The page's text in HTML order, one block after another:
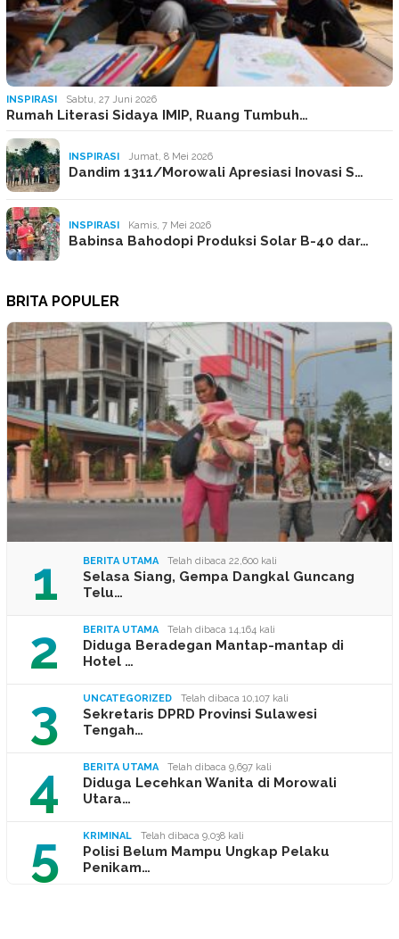
INSPIRASI Sabtu, 27 Juni 2026
Rumah Literasi Sidaya IMIP, Ruang Tumbuh…
INSPIRASI Jumat, 8 Mei 2026
Dandim 1311/Morowali Apresiasi Inovasi S…
INSPIRASI Kamis, 7 Mei 2026
Babinsa Bahodopi Produksi Solar B-40 dar…
BRITA POPULER
1 BERITA UTAMA Telah dibaca 22,600 kali
Selasa Siang, Gempa Dangkal Guncang
Telu…
2 BERITA UTAMA Telah dibaca 14,164 kali
Diduga Beradegan Mantap-mantap di
Hotel …
3 UNCATEGORIZED Telah dibaca 10,107 kali
Sekretaris DPRD Provinsi Sulawesi
Tengah…
4 BERITA UTAMA Telah dibaca 9,697 kali
Diduga Lecehkan Wanita di Morowali
Utara…
5 KRIMINAL Telah dibaca 9,038 kali
Polisi Belum Mampu Ungkap Pelaku
Penikam…